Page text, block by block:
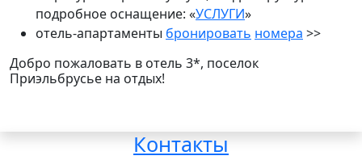
подробное оснащение: «УСЛУГИ»
отель-апартаменты бронировать номера >>
Добро пожаловать в отель 3*, поселок
Приэльбрусье на отдых!
Контакты